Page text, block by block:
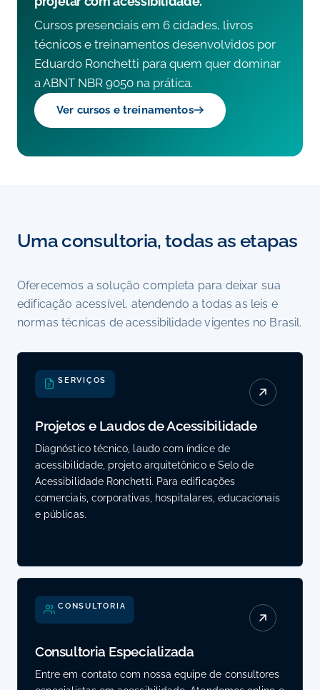
Cursos presenciais em 6 cidades, livros
técnicos e treinamentos desenvolvidos por
Eduardo Ronchetti para quem quer dominar
a ABNT NBR 9050 na prática.
Ver cursos e treinamentos
Uma consultoria, todas as etapas
Oferecemos a solução completa para deixar sua
edificação acessível, atendendo a todas as leis e
normas técnicas de acessibilidade vigentes no Brasil.
SERVIÇOS
Projetos e Laudos de Acessibilidade
Diagnóstico técnico, laudo com índice de
acessibilidade, projeto arquitetônico e Selo de
Acessibilidade Ronchetti. Para edificações
comerciais, corporativas, hospitalares, educacionais
e públicas.
CONSULTORIA
Consultoria Especializada
Entre em contato com nossa equipe de consultores